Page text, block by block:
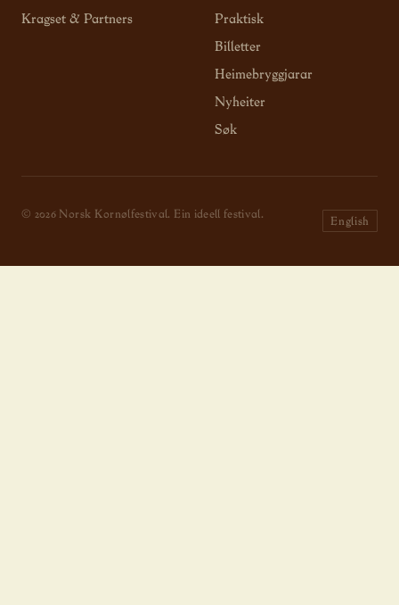
Kragset & Partners
Praktisk
Billetter
Heimebryggjarar
Nyheiter
Søk
© 2026 Norsk Kornølfestival. Ein ideell festival.
English